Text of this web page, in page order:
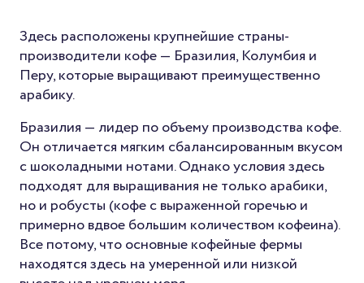
Здесь расположены крупнейшие страны-
производители кофе — Бразилия, Колумбия и
Перу, которые выращивают преимущественно
арабику.
Бразилия — лидер по объему производства кофе.
Он отличается мягким сбалансированным вкусом
с шоколадными нотами. Однако условия здесь
подходят для выращивания не только арабики,
но и робусты (кофе с выраженной горечью и
примерно вдвое большим количеством кофеина).
Все потому, что основные кофейные фермы
находятся здесь на умеренной или низкой